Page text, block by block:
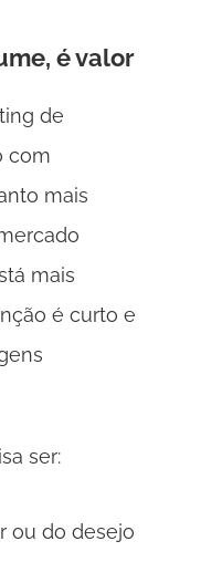
de
com
mais
mais
é curto e
ser:
ou do desejo